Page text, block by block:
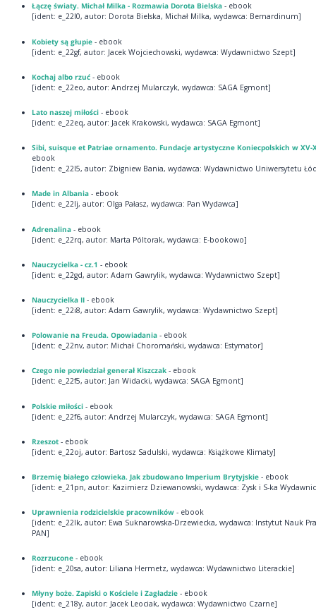
Łączę światy. Michał Milka - Rozmawia Dorota Bielska- ebook
[ident: e_22l0, autor: Dorota Bielska, Michał Milka, wydawca: Bernardinum]
Kobiety są głupie- ebook
[ident: e_22gf, autor: Jacek Wojciechowski, wydawca: Wydawnictwo Szept]
Kochaj albo rzuć- ebook
[ident: e_22eo, autor: Andrzej Mularczyk, wydawca: SAGA Egmont]
Lato naszej miłości - ebook
[ident: e_22eq, autor: Jacek Krakowski, wydawca: SAGA Egmont]
Sibi, suisque et Patriae ornamento. Fundacje artystyczne Koniecpolskich w XV-
ebook
[ident: e_22l5, autor: Zbigniew Bania, wydawca: Wydawnictwo Uniwersytetu
Made in Albania- ebook
[ident: e_22lj, autor: Olga Pałasz, wydawca: Pan Wydawca]
Adrenalina - ebook
[ident: e_22rq, autor: Marta Póltorak, wydawca: E-bookowo]
Nauczycielka - cz.1 - ebook
[ident: e_22gd, autor: Adam Gawrylik, wydawca: Wydawnictwo Szept]
Nauczycielka II- ebook
[ident: e_22i8, autor: Adam Gawrylik, wydawca: Wydawnictwo Szept]
Polowanie na Freuda. Opowiadania- ebook
[ident: e_22nv, autor: Michał Choromański, wydawca: Estymator]
Czego nie powiedział generał Kiszczak - ebook
[ident: e_22f5, autor: Jan Widacki, wydawca: SAGA Egmont]
Polskie miłości- ebook
[ident: e_22f6, autor: Andrzej Mularczyk, wydawca: SAGA Egmont]
Rzeszot - ebook
[ident: e_22oj, autor: Bartosz Sadulski, wydawca: Książkowe Klimaty]
Brzemię białego człowieka. Jak zbudowano Imperium Brytyjskie- ebook
[ident: e_21pn, autor: Kazimierz Dziewanowski, wydawca: Zysk i S-ka
Uprawnienia rodzicielskie pracowników- ebook
[ident: e_22lk, autor: Ewa Suknarowska-Drzewiecka, wydawca: Instytut Nauk
PAN]
Rozrzucone - ebook
[ident: e_20sa, autor: Liliana Hermetz, wydawca: Wydawnictwo Literackie]
Młyny boże. Zapiski o Kościele i Zagładzie- ebook
[ident: e_218y, autor: Jacek Leociak, wydawca: Wydawnictwo Czarne]